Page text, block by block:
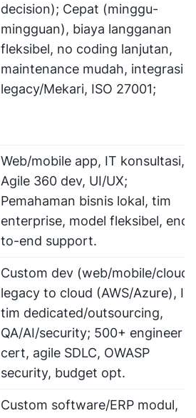
decision); Cepat (minggu-
mingguan), biaya langganan
fleksibel, no coding lanjutan,
maintenance mudah, integrasi
legacy/Mekari, ISO 27001;
Web/mobile app, IT konsultasi,
Agile 360 dev, UI/UX;
Pemahaman bisnis lokal, tim
enterprise, model fleksibel, end-
to-end support.
Custom dev (web/mobile/
legacy to cloud (AWS/Azure), IT
tim dedicated/outsourcing,
QA/AI/security; 500+ engineer
cert, agile SDLC, OWASP
security, budget opt.
Custom software/ERP modul,